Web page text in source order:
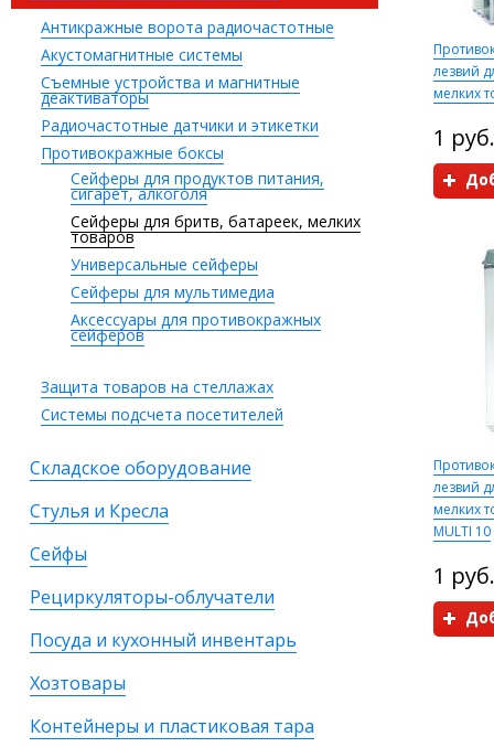
Антикражные ворота радиочастотные
Акустомагнитные системы
Съемные устройства и магнитные
деактиваторы
Радиочастотные датчики и этикетки
Противокражные боксы
Сейферы для продуктов питания,
сигарет, алкоголя
Сейферы для бритв, батареек, мелких
товаров
Универсальные сейферы
Сейферы для мультимедиа
Аксессуары для противокражных
сейферов
Защита товаров на стеллажах
Системы подсчета посетителей
Складское оборудование
Стулья и Кресла
Сейфы
Рециркуляторы-облучатели
Посуда и кухонный инвентарь
Хозтовары
Контейнеры и пластиковая тара
лезвий
мелких
1
лезвий
мелких
MULTI 10
1